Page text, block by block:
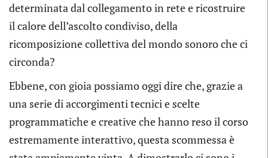
determinata dal collegamento in rete e ricostruire
il calore dell’ascolto condiviso, della
ricomposizione collettiva del mondo sonoro che ci
circonda?
Ebbene, con gioia possiamo oggi dire che, grazie a
una serie di accorgimenti tecnici e scelte
programmatiche e creative che hanno reso il corso
estremamente interattivo, questa scommessa è